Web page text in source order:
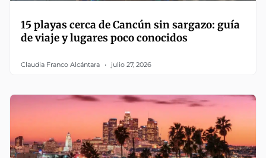
15 playas cerca de Cancún sin sargazo: guía
de viaje y lugares poco conocidos
Claudia Franco Alcántara julio 27, 2026